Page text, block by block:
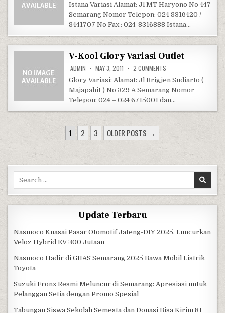
Istana Variasi Alamat: Jl MT Haryono No 447
Semarang Nomor Telepon: 024 8316420 /
8441707 No Fax : 024-8316888 Istana…
V-Kool Glory Variasi Outlet
ADMIN MAY 3, 2011 2 COMMENTS
Glory Variasi: Alamat: Jl Brigjen Sudiarto (
Majapahit ) No 329 A Semarang Nomor
Telepon: 024 – 024 6715001 dan…
POSTS PAGINATION
1 2 3 OLDER POSTS →
Search for:
Update Terbaru
Nasmoco Kuasai Pasar Otomotif Jateng-DIY 2025, Luncurkan
Veloz Hybrid EV 300 Jutaan
Nasmoco Hadir di GIIAS Semarang 2025 Bawa Mobil Listrik
Toyota
Suzuki Fronx Resmi Meluncur di Semarang: Apresiasi untuk
Pelanggan Setia dengan Promo Spesial
Tabungan Siswa Sekolah Semesta dan Donasi Bisa Kirim 81